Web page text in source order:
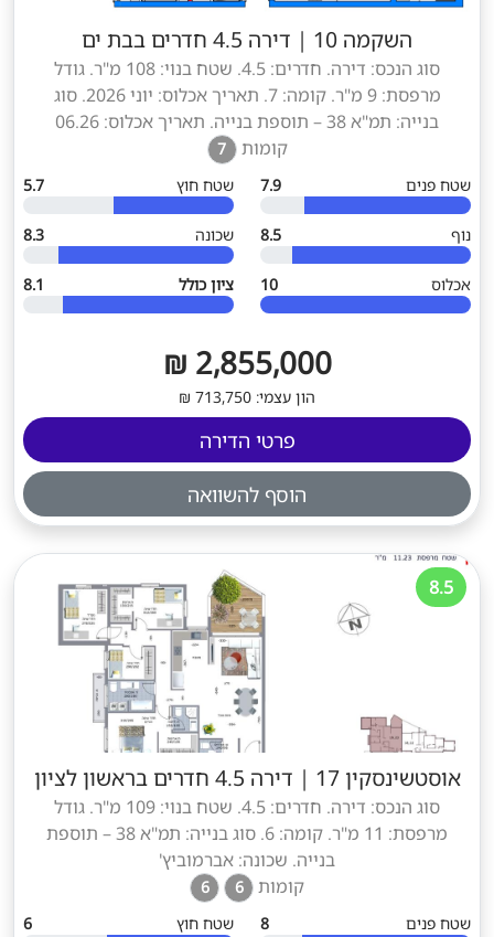
השקמה 10 | דירה 4.5 חדרים בבת ים
סוג הנכס: דירה. חדרים: 4.5. שטח בנוי: 108 מ"ר. גודל
מרפסת: 9 מ"ר. קומה: 7. תאריך אכלוס: יוני 2026. סוג
בנייה: תמ"א 38 – תוספת בנייה. תאריך אכלוס: 06.26
קומות
7
שטח פנים
7.9 שטח חוץ 5.7
נוף 8.5 שכונה 8.3
אכלוס 10 ציון כולל 8.1
2,855,000 ₪
הון עצמי: 713,750 ₪
פרטי הדירה
הוסף להשוואה
8.5
אוסטשינסקין 17 | דירה 4.5 חדרים בראשון לציון
סוג הנכס: דירה. חדרים: 4.5. שטח בנוי: 109 מ"ר. גודל
מרפסת: 11 מ"ר. קומה: 6. סוג בנייה: תמ"א 38 – תוספת
בנייה. שכונה: אברמוביץ'
קומות
6
6
שטח פנים
8 שטח חוץ 6